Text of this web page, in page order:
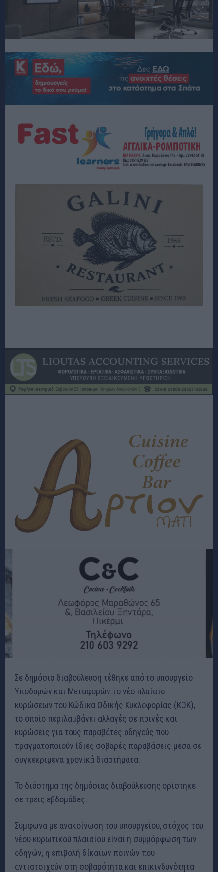
Σε δημόσια διαβούλευση τέθηκε από το υπουργείο
Υποδομών και Μεταφορών το νέο πλαίσιο
κυρώσεων του Κώδικα Οδικής Κυκλοφορίας (ΚΟΚ),
το οποίο περιλαμβάνει αλλαγές σε ποινές και
κυρώσεις για τους παραβάτες οδηγούς που
πραγματοποιούν ίδιες σοβαρές παραβάσεις μέσα σε
συγκεκριμένα χρονικά διαστήματα.
Το διάστημα της δημόσιας διαβούλευσης ορίστηκε
σε τρεις εβδομάδες.
Σύμφωνα με ανακοίνωση του υπουργείου, στόχος του
νέου κυρωτικού πλαισίου είναι η συμμόρφωση των
οδηγών, η επιβολή δίκαιων ποινών που
αντιστοιχούν στη σοβαρότητα και επικινδυνότητα